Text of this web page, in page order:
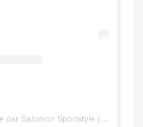
Une publication partagée par Salomon Sportstyle (@salomonsportstyle)